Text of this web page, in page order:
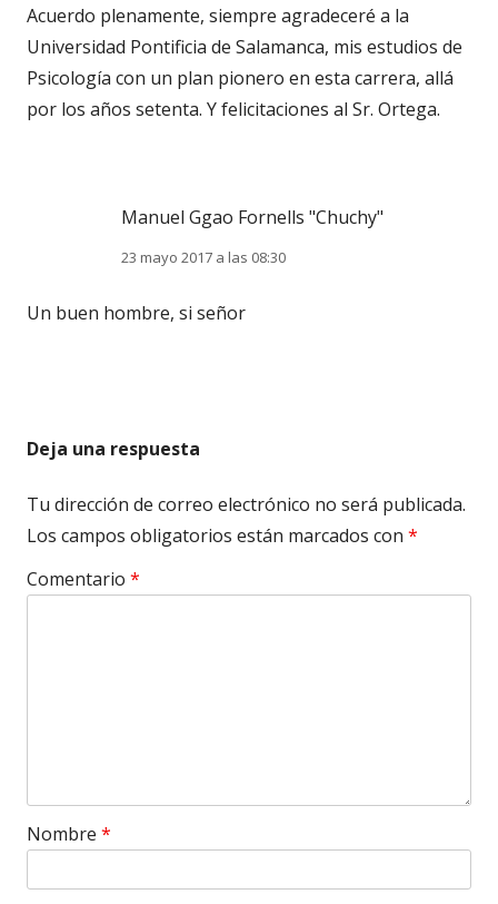
Acuerdo plenamente, siempre agradeceré a la
Universidad Pontificia de Salamanca, mis estudios de
Psicología con un plan pionero en esta carrera, allá
por los años setenta. Y felicitaciones al Sr. Ortega.
Manuel Ggao Fornells "Chuchy"
23 mayo 2017 a las 08:30
Un buen hombre, si señor
Deja una respuesta
Tu dirección de correo electrónico no será publicada.
Los campos obligatorios están marcados con *
Comentario *
Nombre *